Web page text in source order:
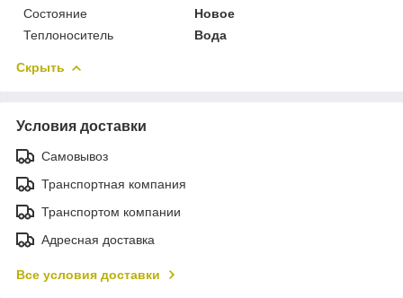
Состояние
Новое
Теплоноситель
Вода
Скрыть
Условия доставки
Самовывоз
Транспортная компания
Транспортом компании
Адресная доставка
Все условия доставки